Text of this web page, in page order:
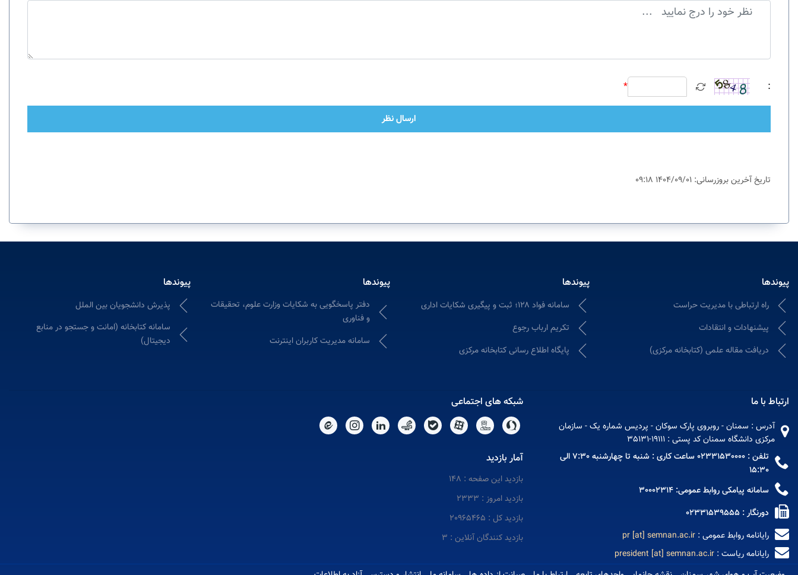
:
*
ارسال نظر
تاریخ آخرین بروزرسانی: 1404/09/01 09:18
پیوندها
راه ارتباطی با مدیریت حراست
پیشنهادات و انتقادات
دریافت مقاله علمی (کتابخانه مرکزی)
پیوندها
سامانه فواد ۱۲۸؛ ثبت و پیگیری شکایات اداری
تکریم ارباب رجوع
پایگاه اطلاع رسانی کتابخانه مرکزی
پیوندها
دفتر پاسخگویی به شکایات وزارت علوم، تحقیقات
و فناوری
سامانه مدیریت کاربران اینترنت
پیوندها
پذیرش دانشجویان بین الملل
سامانه كتابخانه (امانت و جستجو در منابع
دیجیتال)
ارتباط با ما
آدرس : سمنان - روبروی پارک سوکان - پردیس شماره یک - سازمان
مرکزی دانشگاه سمنان کد پستی : 19111-35131
تلفن : 02331530000 ساعت کاری : شنبه تا چهارشنبه 7:30 الی
15:30
سامانه پیامکی روابط عمومی: 30002314
دورنگار : 02331539555
رایانامه روابط عمومی : pr [at] semnan.ac.ir
رایانامه ریاست : president [at] semnan.ac.ir
شبکه های اجتماعی
آمار بازدید
بازدید این صفحه : 148
بازدید امروز : 2333
بازدید کل : 20965465
بازدید کنندگان آنلاین : 3